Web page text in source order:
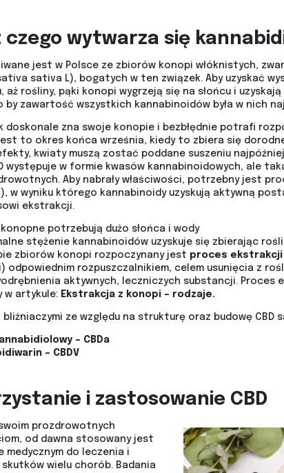
czego wytwarza się
jest w Polsce ze zbiorów konopi włóknistych,
sativa L), bogatych w ten związek. Aby uzyskać
aż rośliny, pąki konopi wygrzeją się na słońcu i
by zawartość wszystkich kannabinoidów była w nich
doskonale zna swoje konopie i bezbłędnie potrafi
to okres końca września, kiedy to zbiera się
kwiaty muszą zostać poddane suszeniu
występuje w formie kwasów kannabinoidowych, ale
Aby nabrały właściwości, potrzebny jest
w wyniku którego kannabinoidy uzyskują aktywną
ekstrakcji.
konopne potrzebują dużo słońca i wody
stężenie kannabinoidów uzyskuje się zbierając
zbiorów konopi rozpoczynany jest proces ekstrakcji
odpowiednim rozpuszczalnikiem, celem usunięcia z
aktywnych, leczniczych substancji. Proces
w artykule: Ekstrakcja z konopi – rodzaje.
bliźniaczymi ze względu na strukturę oraz budowę CBD
– CBDa
– CBDV
i zastosowanie CBD
prozdrowotnych
od dawna stosowany jest
medycznym do leczenia i
skutków wielu chorób. Badania